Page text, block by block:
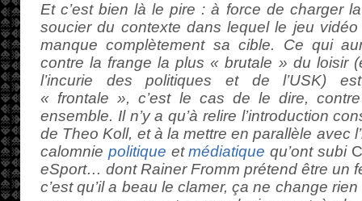
Et c’est bien là le pire : à force de charger
soucier du contexte dans lequel le jeu
manque complètement sa cible. Ce qui
contre la frange la plus « brutale » du loisir
l’incurie des politiques et de l’USK)
« frontale », c’est le cas de le dire,
ensemble. Il n’y a qu’à relire l’introduction
de Theo Koll, et à la mettre en parallèle avec
calomnie politique etmédiatique qu’ont subi
eSport… dont Rainer Fromm prétend être un
c’est qu’il a beau le clamer, ça ne change